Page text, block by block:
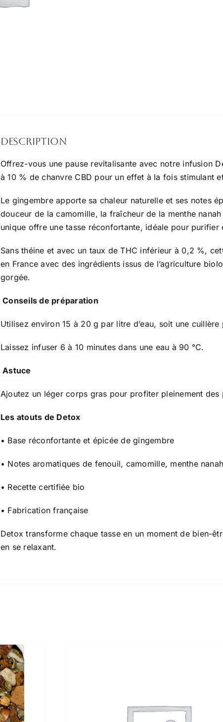
Description
Offrez-vous une pause revitalisante avec notre infusion
à 10 % de chanvre CBD pour un effet à la fois stimulant
Le gingembre apporte sa chaleur naturelle et ses notes
douceur de la camomille, la fraîcheur de la menthe
unique offre une tasse réconfortante, idéale pour purifier
Sans théine et avec un taux de THC inférieur à 0,2 %,
en France avec des ingrédients issus de l’agriculture
gorgée.
Conseils de préparation
Utilisez environ 15 à 20 g par litre d’eau, soit une
Laissez infuser 6 à 10 minutes dans une eau à 90 °C.
Astuce
Ajoutez un léger corps gras pour profiter pleinement des
Les atouts de Detox
• Base réconfortante et épicée de gingembre
• Notes aromatiques de fenouil, camomille, menthe
• Recette certifiée bio
• Fabrication française
Detox transforme chaque tasse en un moment de bien-
en se relaxant.